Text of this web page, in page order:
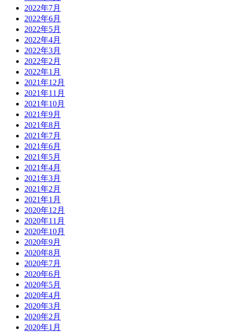
2022年7月
2022年6月
2022年5月
2022年4月
2022年3月
2022年2月
2022年1月
2021年12月
2021年11月
2021年10月
2021年9月
2021年8月
2021年7月
2021年6月
2021年5月
2021年4月
2021年3月
2021年2月
2021年1月
2020年12月
2020年11月
2020年10月
2020年9月
2020年8月
2020年7月
2020年6月
2020年5月
2020年4月
2020年3月
2020年2月
2020年1月